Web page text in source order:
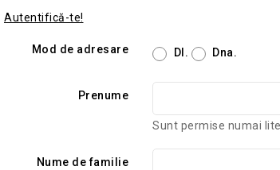
Autentifică-te!
Mod de adresare Dl. Dna.
Prenume
Sunt permise numai
Nume de familie